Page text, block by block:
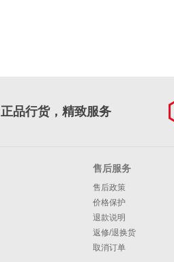
正品行货，精致服务
售后服务
售后政策
价格保护
退款说明
返修/退换货
取消订单